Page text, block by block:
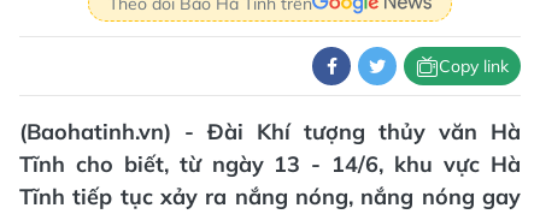
Copy link
(Baohatinh.vn) - Đài Khí tượng thủy văn Hà
Tĩnh cho biết, từ ngày 13 - 14/6, khu vực Hà
Tĩnh tiếp tục xảy ra nắng nóng, nắng nóng gay